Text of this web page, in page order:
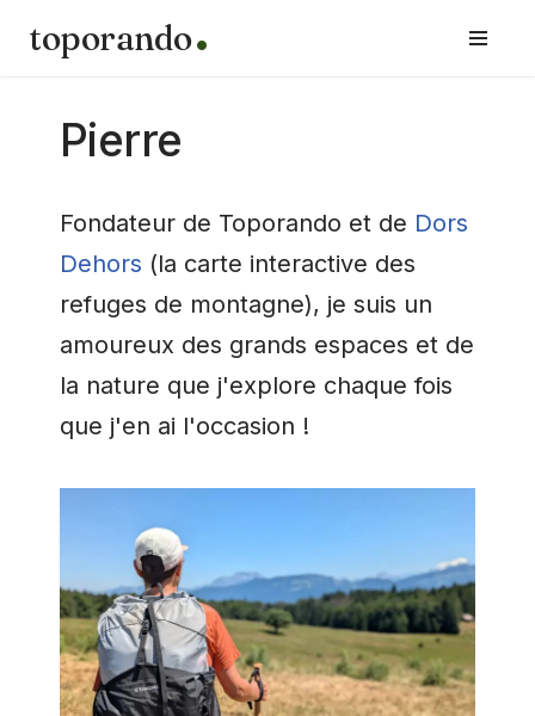
contenu
toporando
Pierre
Fondateur de Toporando et de Dors
Dehors (la carte interactive des
refuges de montagne), je suis un
amoureux des grands espaces et de
la nature que j'explore chaque fois
que j'en ai l'occasion !